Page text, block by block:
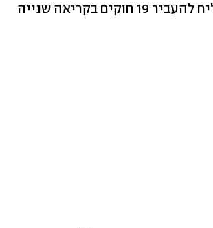
(המפד"ל), שהצליח להעביר 19 חוקים בקריאה שנייה